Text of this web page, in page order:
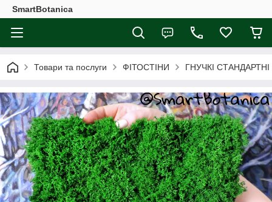
SmartBotanica
Товари та послуги ФІТОСТІНИ ГНУЧКІ